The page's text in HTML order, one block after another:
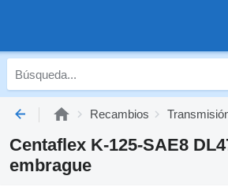
Recambios
Centaflex K-125-SAE8
embrague